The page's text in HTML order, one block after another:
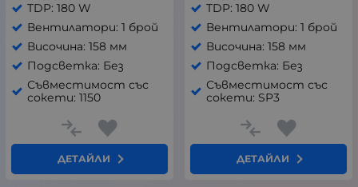
TDP: 180 W
Вентилатори: 1 брой
Височина: 158 мм
Подсветка: Без
Съвместимост със
сокети: 1150
ДЕТАЙЛИ
TDP: 180 W
Вентилатори: 1 брой
Височина: 158 мм
Подсветка: Без
Съвместимост със
сокети: SP3
ДЕТАЙЛИ